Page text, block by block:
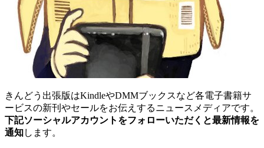
きんどう出張版はKindleやDMMブックスなど各電子書籍サ
ービスの新刊やセールをお伝えするニュースメディアです。
下記ソーシャルアカウントをフォローいただくと最新情報を
通知します。